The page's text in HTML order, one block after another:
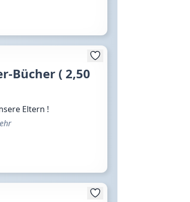
Bücher ( 2,50
Eltern !